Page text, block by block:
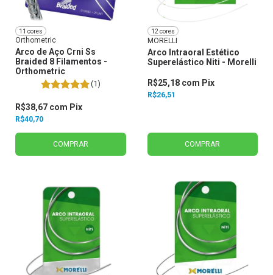
11 cores
Orthometric
Arco de Aço Crni Ss
Braided 8 Filamentos -
Orthometric
(1)
R$40,70
R$38,67 com Pix
COMPRAR
12 cores
MORELLI
Arco Intraoral Estético
Superelástico Niti - Morelli
R$26,51
R$25,18 com Pix
COMPRAR